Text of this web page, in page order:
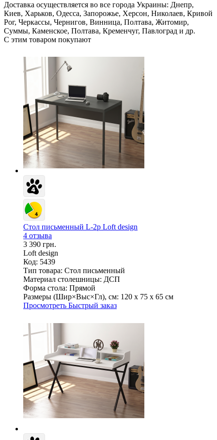
Доставка осуществляется во все города Украины: Днепр,
Киев, Харьков, Одесса, Запорожье, Херсон, Николаев, Кривой
Рог, Черкассы, Чернигов, Винница, Полтава, Житомир,
Суммы, Каменское, Полтава, Кременчуг, Павлоград и др.
С этим товаром покупают
Стол письменный L-2p Loft design
4 отзыва
3 390 грн.
Loft design
Код: 5439
Тип товара: Стол письменный
Материал столешницы: ДСП
Форма стола: Прямой
Размеры (Шир×Выс×Гл), см: 120 х 75 х 65 см
Просмотреть Быстрый заказ